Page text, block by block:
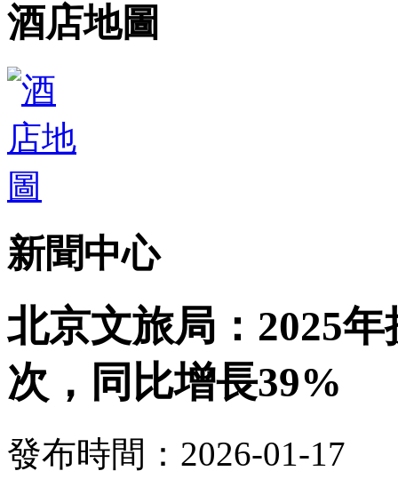
酒店地圖
新聞中心
北京文旅局：2025
次，同比增長39%
發布時間：2026-01-17